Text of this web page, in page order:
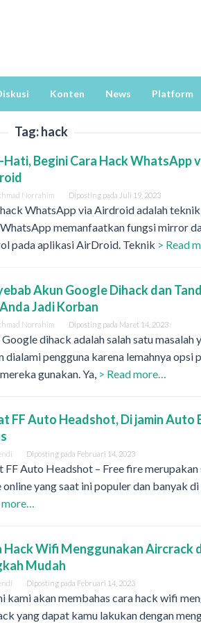
Konten News Platform
Tag:hack
Begini Cara Hack WhatsApp
Norrahim Diposting pada Juli 19, 2023
WhatsApp via Airdroid adalah
memanfaatkan fungsi mirror
pada aplikasi AirDroid. Teknik > Read
Akun Google Dihack dan
Jadi Korban
Norrahim Diposting pada Maret 14, 2023
dihack adalah salah satu masalah
dialami pengguna karena lemahnya opsi
gunakan. Ya, > Read more…
FF Auto Headshot, Di jamin Auto
Diposting pada Februari 14, 2023
FF Auto Headshot – Free fire merupakan
online yang saat ini populer dan banyak
more…
Hack Wifi Menggunakan Aircrack
Mudah
Diposting pada Februari 14, 2023
kami akan membahas cara hack wifi
yang dapat kamu lakukan dengan